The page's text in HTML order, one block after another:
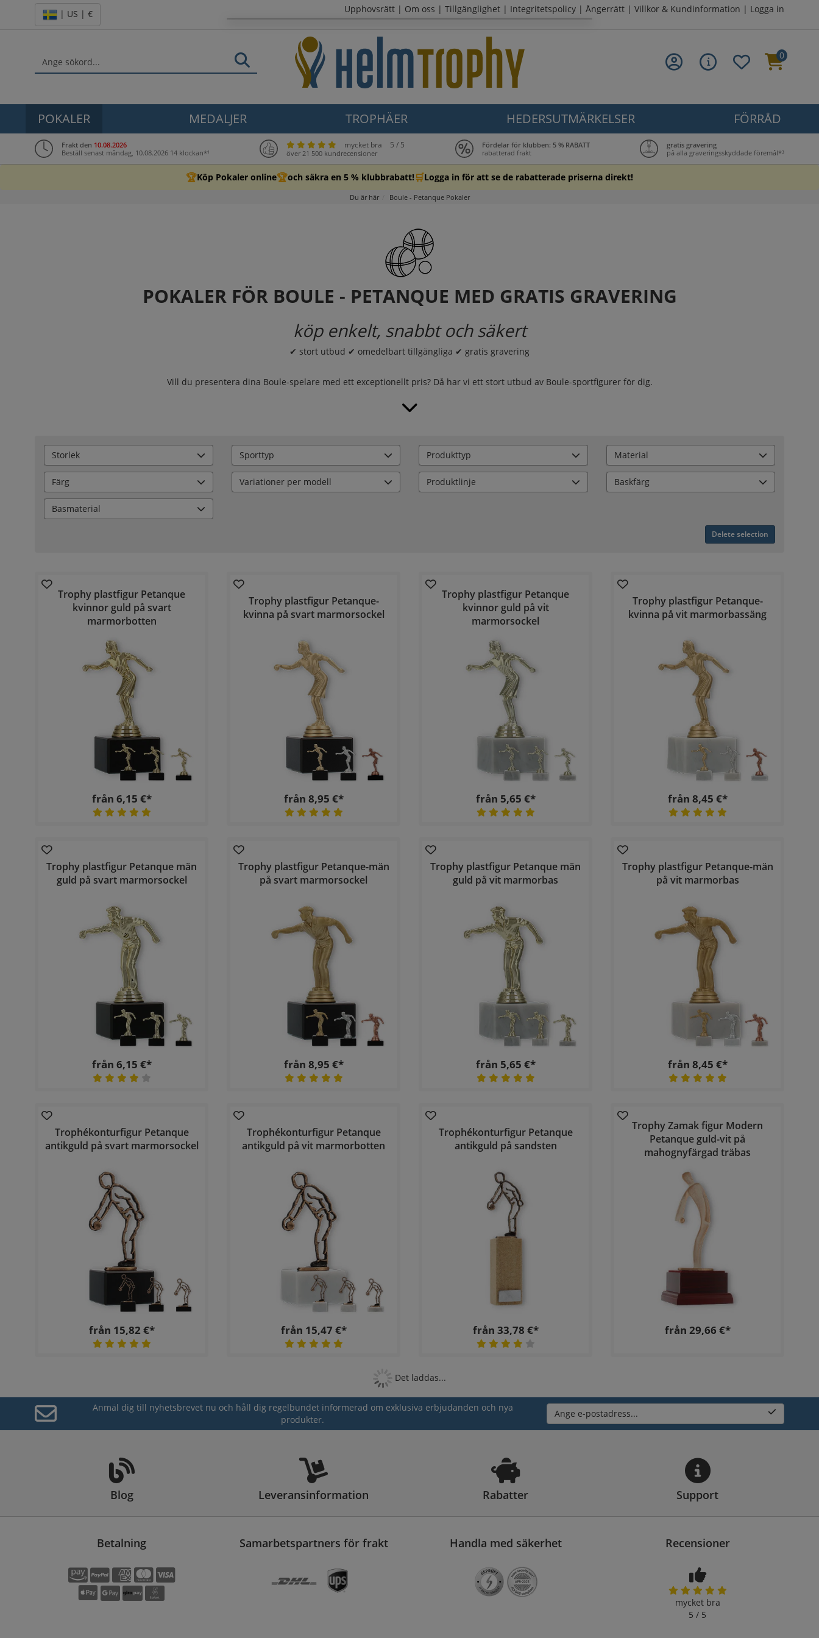
| US | € Upphovsrätt | Om oss | Tillgänglighet | Integritetspolicy | Ångerrätt | Villkor & Kundinformation | Logga in
0
POKALER MEDALJER TROPHÄER HEDERSUTMÄRKELSER FÖRRÅD
Frakt den 10.08.2026
Beställ senast måndag, 10.08.2026 14 klockan*¹
mycket bra 5 / 5
över 21 500 kundrecensioner
Fördelar för klubben: 5 % RABATT
rabatterad frakt
gratis gravering
på alla graveringsskyddade föremål*³
🏆Köp Pokaler online🏆och säkra en 5 % klubbrabatt! 🛒Logga in för att se de rabatterade priserna direkt!
Du är här Boule - Petanque Pokaler
POKALER FÖR BOULE - PETANQUE MED GRATIS GRAVERING
köp enkelt, snabbt och säkert
✔ stort utbud ✔ omedelbart tillgängliga ✔ gratis gravering
Vill du presentera dina Boule-spelare med ett exceptionellt pris? Då har vi ett stort utbud av Boule-sportfigurer för dig.
Storlek Sporttyp Produkttyp Material
Färg Variationer per modell Produktlinje Baskfärg
Basmaterial
Delete selection
Trophy plastfigur Petanque
kvinnor guld på svart
marmorbotten
från 6,15 €*
Trophy plastfigur Petanque-
kvinna på svart marmorsockel
från 8,95 €*
Trophy plastfigur Petanque
kvinnor guld på vit
marmorsockel
från 5,65 €*
Trophy plastfigur Petanque-
kvinna på vit marmorbassäng
från 8,45 €*
Trophy plastfigur Petanque män
guld på svart marmorsockel
från 6,15 €*
Trophy plastfigur Petanque-män
på svart marmorsockel
från 8,95 €*
Trophy plastfigur Petanque män
guld på vit marmorbas
från 5,65 €*
Trophy plastfigur Petanque-män
på vit marmorbas
från 8,45 €*
Trophékonturfigur Petanque
antikguld på svart marmorsockel
från 15,82 €*
Trophékonturfigur Petanque
antikguld på vit marmorbotten
från 15,47 €*
Trophékonturfigur Petanque
antikguld på sandsten
från 33,78 €*
Trophy Zamak figur Modern
Petanque guld-vit på
mahognyfärgad träbas
från 29,66 €*
Det laddas...
Anmäl dig till nyhetsbrevet nu och håll dig regelbundet informerad om exklusiva erbjudanden och nya
produkter.
Ange e-postadress...
Blog Leveransinformation Rabatter Support
Betalning Samarbetspartners för frakt Handla med säkerhet Recensioner
mycket bra
5 / 5